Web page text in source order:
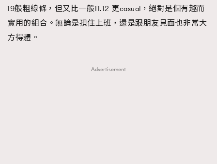
19般粗線條，但又比一般11.12 更casual，絕對是個有趣而
實用的組合。無論是孭住上班，還是跟朋友見面也非常大
方得體。
Advertisement